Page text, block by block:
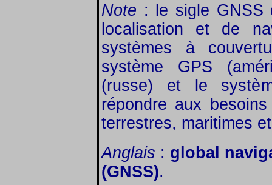
Note : le sigle GNSS
localisation et de
systèmes à
système GPS
(russe) et le
répondre aux
terrestres, maritimes
Anglais : global
(GNSS).